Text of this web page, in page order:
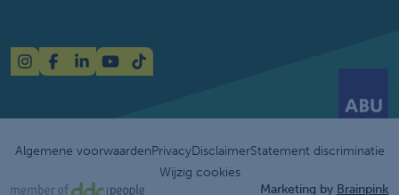
Marketing by Brainpink
Algemene voorwaardenPrivacyDisclaimerStatement discriminatie
Wijzig cookies